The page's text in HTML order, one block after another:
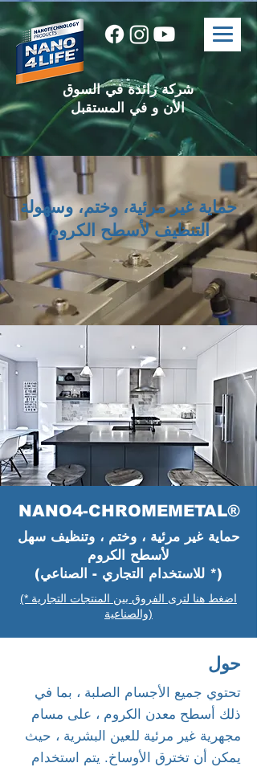
شركة رائدة في السوق
الأن و في المستقبل
حماية غير مرئية، وختم، وسهولة
التنظيف لأسطح الكروم
NANO4-CHROMEMETAL®
حماية غير مرئية ، وختم ، وتنظيف سهل
لأسطح الكروم
(للاستخدام التجاري - الصناعي *)
(* اضغط هنا لترى الفروق بين المنتجات التجارية
والصناعية)
حول
تحتوي جميع الأجسام الصلبة ، بما في
ذلك أسطح معدن الكروم ، على مسام
مجهرية غير مرئية للعين البشرية ، حيث
يمكن أن تخترق الأوساخ. يتم استخدام